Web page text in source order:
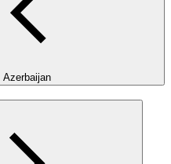
Azerbaijan